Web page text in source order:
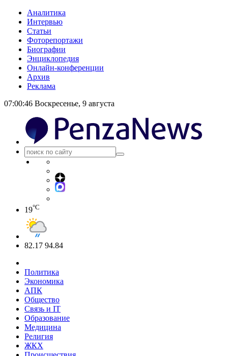
Аналитика
Интервью
Статьи
Фоторепортажи
Биографии
Энциклопедия
Онлайн-конференции
Архив
Реклама
07:00:47 Воскресенье, 9 августа
19°C
82.17 94.84
Политика
Экономика
АПК
Общество
Связь и IT
Образование
Медицина
Религия
ЖКХ